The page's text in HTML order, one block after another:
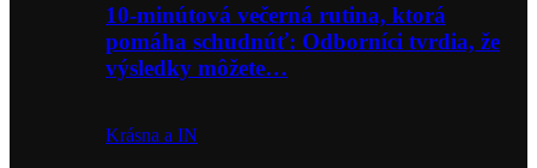
10-minútová večerná rutina, ktorá
pomáha schudnúť: Odborníci tvrdia, že
výsledky môžete…
Krásna a IN